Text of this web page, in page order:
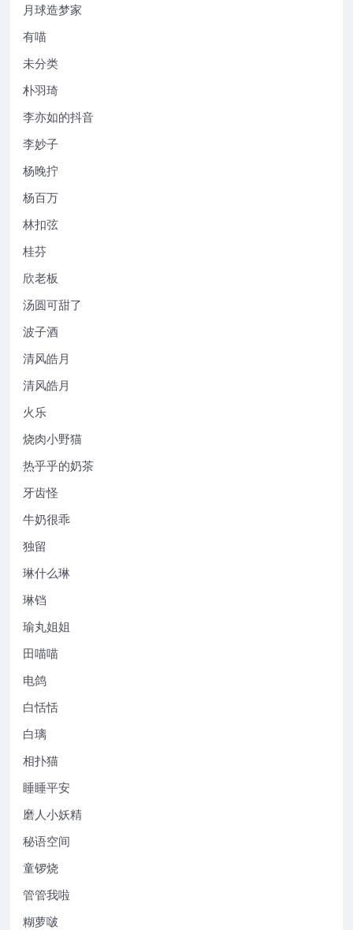
月球造梦家
有喵
未分类
朴羽琦
李亦如的抖音
李妙子
杨晚拧
杨百万
林扣弦
桂芬
欣老板
汤圆可甜了
波子酒
清风皓月
清风皓月
火乐
烧肉小野猫
热乎乎的奶茶
牙齿怪
牛奶很乖
独留
琳什么琳
琳铛
瑜丸姐姐
田喵喵
电鸽
白恬恬
白璃
相扑猫
睡睡平安
磨人小妖精
秘语空间
童锣烧
管管我啦
糊萝啵